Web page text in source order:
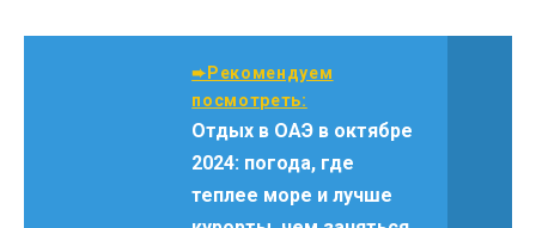
➨Рекомендуем
посмотреть:
Отдых в ОАЭ в октябре
2024: погода, где
теплее море и лучше